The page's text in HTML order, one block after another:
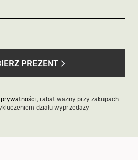
PREZENT
, rabat ważny przy zakupach
działu wyprzedaży